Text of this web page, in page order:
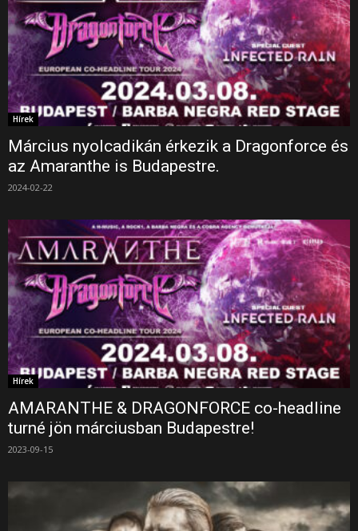
Hírek
Március nyolcadikán érkezik a Dragonforce és
az Amaranthe is Budapestre.
2024-02-22
Hírek
AMARANTHE & DRAGONFORCE co-headline
turné jön márciusban Budapestre!
2023-09-15